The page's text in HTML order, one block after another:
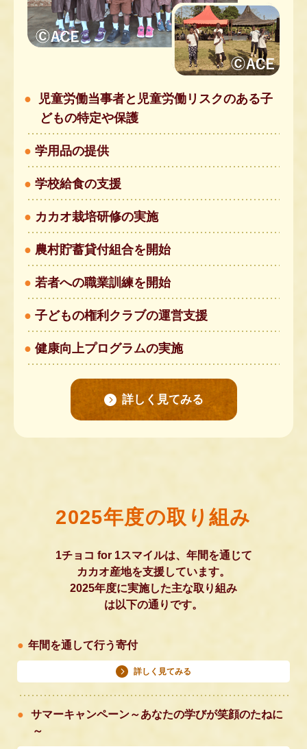
児童労働当事者と児童労働リスクのある子
どもの特定や保護
学用品の提供
学校給食の支援
カカオ栽培研修の実施
農村貯蓄貸付組合を開始
若者への職業訓練を開始
子どもの権利クラブの運営支援
健康向上プログラムの実施
詳しく見てみる
2025年度の取り組み
1チョコ for 1スマイルは、年間を通じて
カカオ産地を支援しています。
2025年度に実施した主な取り組み
は以下の通りです。
年間を通して行う寄付
詳しく見てみる
サマーキャンペーン～あなたの学びが笑顔のたねに
～